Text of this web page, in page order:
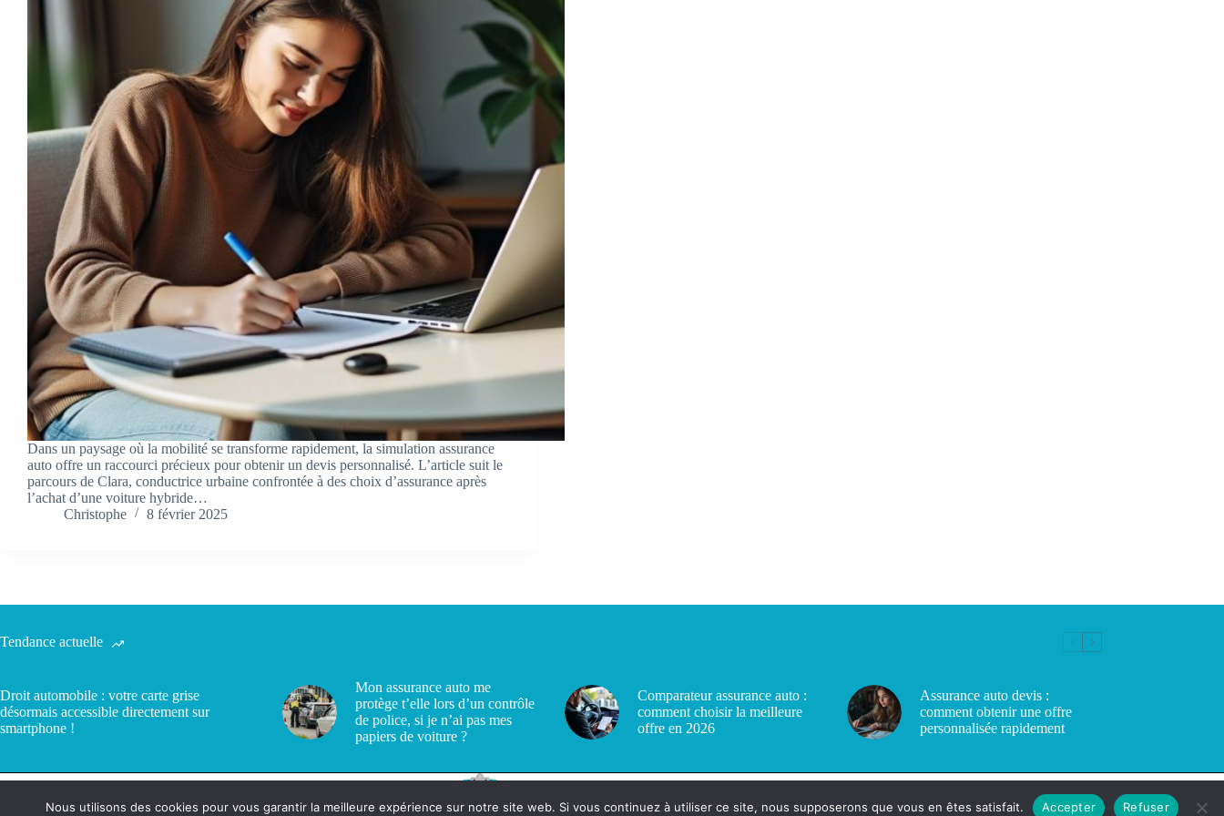
Dans un paysage où la mobilité se transforme rapidement, la simulation assurance
auto offre un raccourci précieux pour obtenir un devis personnalisé. L’article suit le
parcours de Clara, conductrice urbaine confrontée à des choix d’assurance après
l’achat d’une voiture hybride…
Christophe
8 février 2025
Tendance actuelle
Droit automobile : votre carte grise
désormais accessible directement sur
smartphone !
Mon assurance auto me
protège t’elle lors d’un contrôle
de police, si je n’ai pas mes
papiers de voiture ?
Comparateur assurance auto :
comment choisir la meilleure
offre en 2026
Assurance auto devis :
comment obtenir une offre
personnalisée rapidement
Nous utilisons des cookies pour vous garantir la meilleure expérience sur notre site web. Si vous continuez à utiliser ce site, nous supposerons que vous en êtes satisfait. Accepter Refuser